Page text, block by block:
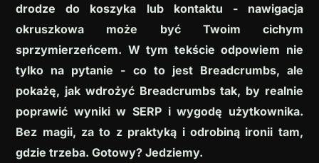
ZAREZERWUJ DARMOWĄ
KONSULTACJĘ
+48 538 433 701
drodze do koszyka lub kontaktu - nawigacja
okruszkowa może być Twoim cichym
sprzymierzeńcem. W tym tekście odpowiem nie
tylko na pytanie - co to jest Breadcrumbs, ale
pokażę, jak wdrożyć Breadcrumbs tak, by realnie
poprawić wyniki w SERP i wygodę użytkownika.
Bez magii, za to z praktyką i odrobiną ironii tam,
gdzie trzeba. Gotowy? Jedziemy.